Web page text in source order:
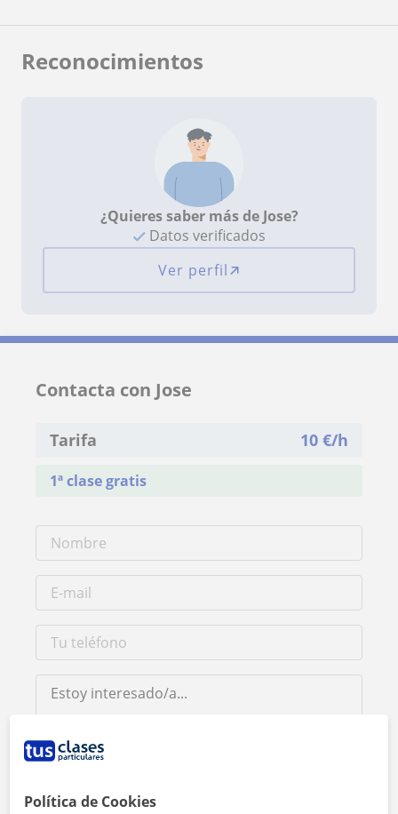
Reconocimientos
¿Quieres saber más de Jose?
Datos verificados
Ver perfil
Contacta con Jose
Tarifa 10 €/h
1ª clase gratis
Política de Cookies